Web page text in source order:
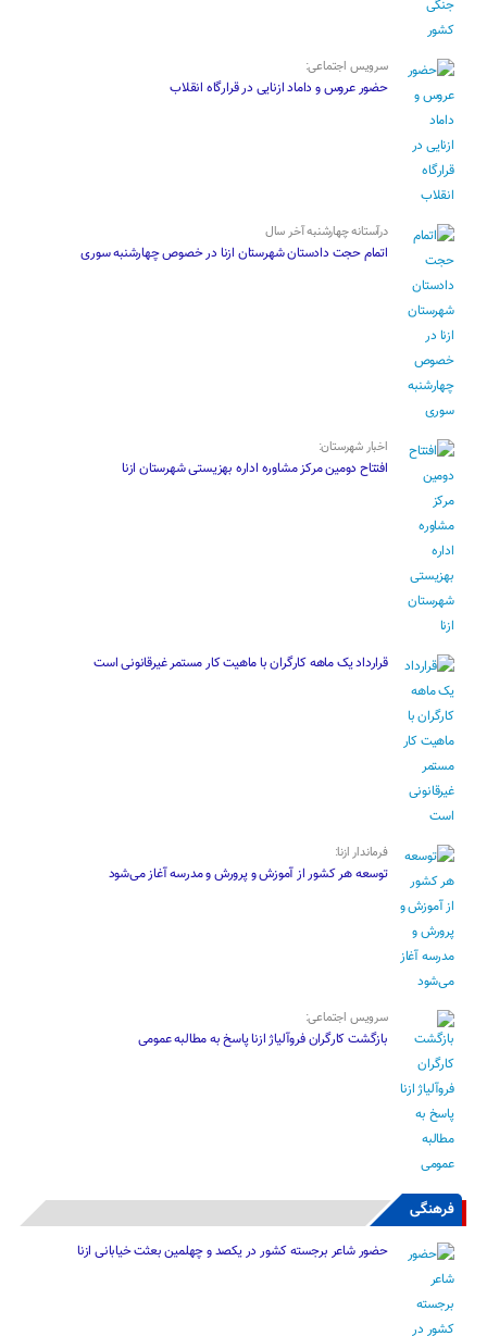
سرویس اجتماعی:
حضور عروس و داماد ازنایی در قرارگاه انقلاب
درآستانه چهارشنبه آخر سال
اتمام حجت دادستان شهرستان ازنا در خصوص چهارشنبه ‌سوری
اخبار شهرستان:
افتتاح دومین مرکز مشاوره اداره بهزیستی شهرستان ازنا
قرارداد یک ماهه کارگران با ماهیت کار مستمر غیرقانونی است
فرماندار ازنا:
توسعه هر کشور از آموزش و پرورش و مدرسه آغاز می‌شود
سرویس اجتماعی:
بازگشت کارگران فروآلیاژ ازنا پاسخ به مطالبه عمومی
فرهنگی
حضور شاعر برجسته کشور در یکصد و چهلمین بعثت خیابانی ازنا